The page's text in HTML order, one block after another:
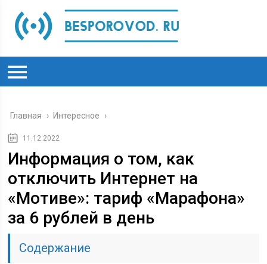
Главная › Интересное ›
11.12.2022
Информация о том, как
отключить Интернет на
«Мотиве»: тариф «Марафона»
за 6 рублей в день
Содержание